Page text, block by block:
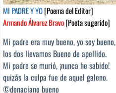
MI PADRE Y YO[Poema del Editor]
Armando Álvarez Bravo[Poeta sugerido]
Mi padre era muy bueno, yo soy bueno,
los dos llevamos Bueno de apellido.
Mi padre se murió, ¡nunca he sabido!
quizás la culpa fue de aquel galeno.
©donaciano bueno